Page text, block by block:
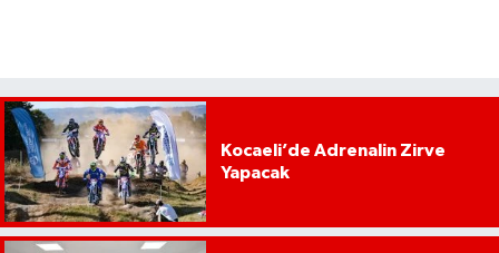
Kocaeli’de Adrenalin Zirve
Yapacak